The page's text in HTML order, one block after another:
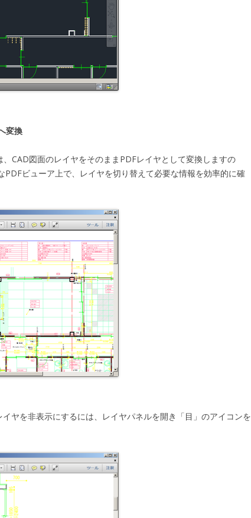
変換
、CAD図面のレイヤをそのままPDFレイヤとして変換しますの
PDFビューア上で、レイヤを切り替えて必要な情報を効率的に確
ヤを非表示にするには、レイヤパネルを開き「目」のアイコンを